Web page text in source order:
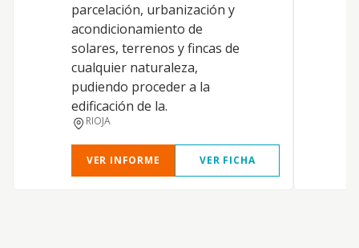
parcelación, urbanización y
acondicionamiento de
solares, terrenos y fincas de
cualquier naturaleza,
pudiendo proceder a la
edificación de la.
RIOJA
VER INFORME VER FICHA